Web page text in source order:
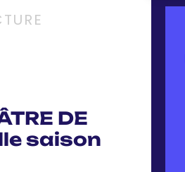
DE
saison